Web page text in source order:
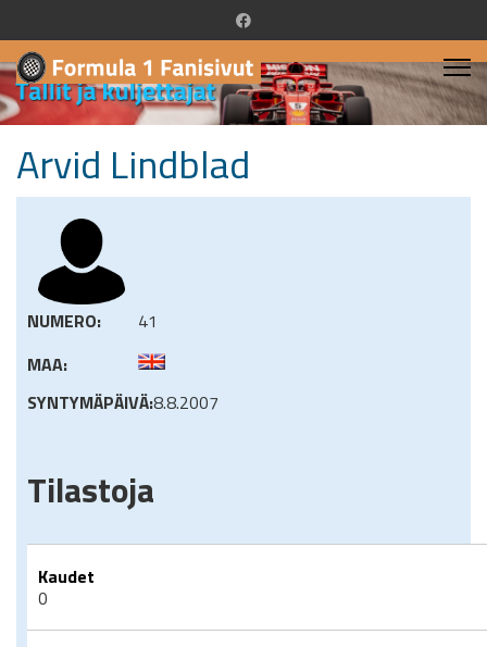
Arvid Lindblad
NUMERO:
41
MAA:
SYNTYMÄPÄIVÄ:8.8.2007
Tilastoja
Kaudet
0